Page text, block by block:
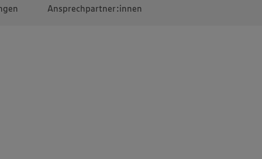
Ansprechpartner:innen